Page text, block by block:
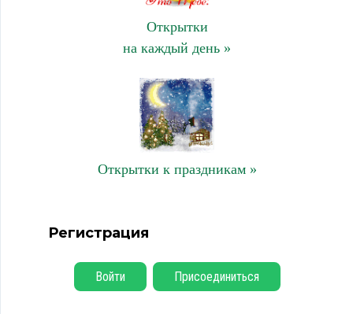
Открытки
на каждый день »
Открытки к праздникам »
Регистрация
Войти Присоединиться